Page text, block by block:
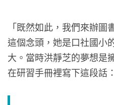
「既然如此，我們來辦
這個念頭，她是口社國小
大。當時洪靜芝的夢想是
在研習手冊裡寫下這段話：